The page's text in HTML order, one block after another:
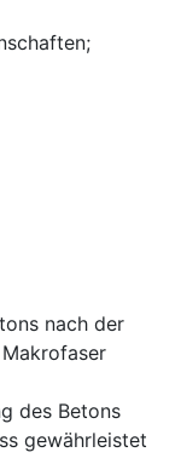
nach der
des Betons
gewährleistet